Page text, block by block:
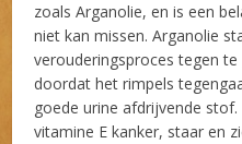
zoals Arganolie, en is een
niet kan missen. Arganolie
verouderingsproces tegen
doordat het rimpels
goede urine afdrijvende
vitamine E kanker, staar en